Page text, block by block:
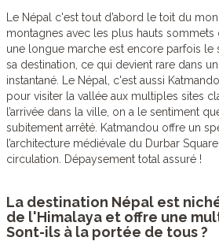
Le Népal c'est tout d’abord le toit du
montagnes avec les plus hauts sommets
une longue marche est encore parfois le
sa destination, ce qui devient rare dans
instantané. Le Népal, c'est aussi
pour visiter la vallée aux multiples sites
l’arrivée dans la ville, on a le sentiment
subitement arrêté. Katmandou offre un
l’architecture médiévale du Durbar
circulation. Dépaysement total assuré !
La destination Népal est
de l'Himalaya et offre une
Sont-ils à la portée de tous ?